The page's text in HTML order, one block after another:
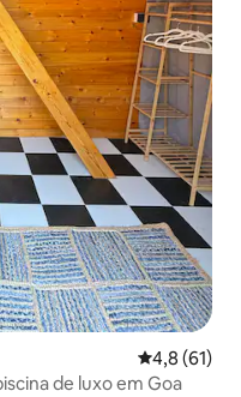
4,8 de uma
4,8 (61)
de luxo em Goa